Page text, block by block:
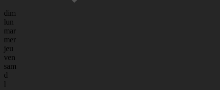
dim
lun
mar
mer
jeu
ven
sam
d
l